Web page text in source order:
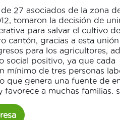
27 asociados de la zona
tomaron la decisión de
para salvar el cultivo de
cantón, gracias a esta
para los agricultores,
social positivo, ya que cada
mínimo de tres personas
que genera una fuente de
a muchas familias.